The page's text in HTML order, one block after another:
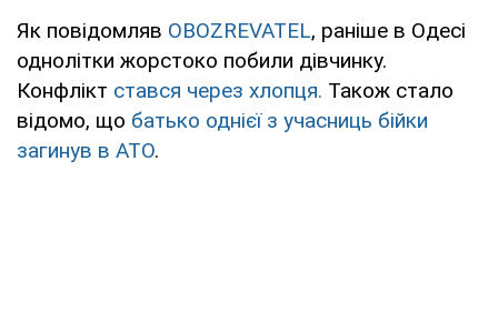
Як повідомляв OBOZREVATEL, раніше в Одесі
однолітки жорстоко побили дівчинку.
Конфлікт стався через хлопця. Також стало
відомо, що батько однієї з учасниць бійки
загинув в АТО.